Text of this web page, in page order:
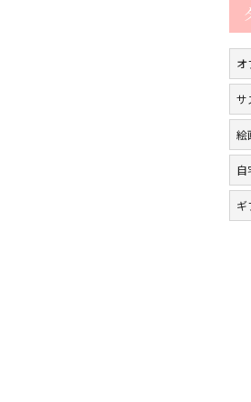
オ
サ
絵
自
ギ